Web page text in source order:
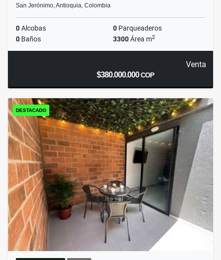
San Jerónimo, Antioquia, Colombia
0Alcobas 0 Parqueaderos
0 Baños 3300Área m2
Venta
$380.000.000COP
DESTACADO